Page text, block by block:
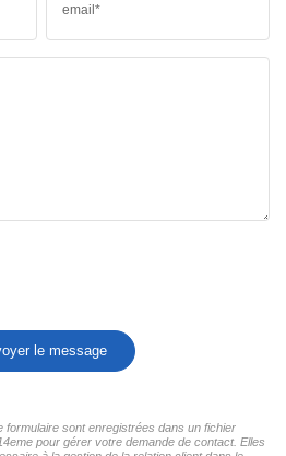
email*
le message
formulaire sont enregistrées dans un fichier
pour gérer votre demande de contact. Elles